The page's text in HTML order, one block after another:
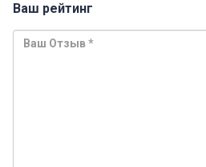
Ваш рейтинг